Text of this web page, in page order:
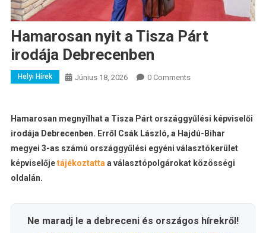
Hamarosan nyit a Tisza Párt
irodája Debrecenben
Helyi Hírek Június 18, 2026 0 Comments
Hamarosan megnyílhat a Tisza Párt országgyűlési képviselői
irodája Debrecenben. Erről Csák László, a Hajdú-Bihar
megyei 3-as számú országgyűlési egyéni választókerület
képviselőjetájékoztatta a választópolgárokat közösségi
oldalán.
Ne maradj le a debreceni és országos hírekről!